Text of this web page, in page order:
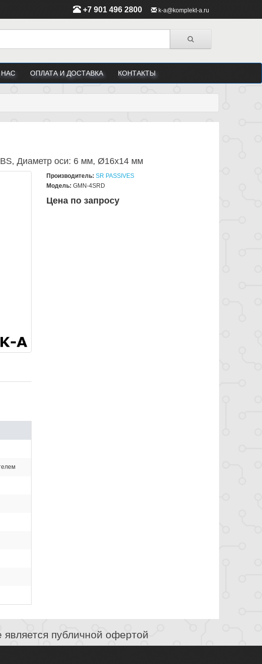
+7 901 496 2800 k-a@komplekt-a.ru
ОПЛАТА И ДОСТАВКА КОНТАКТЫ
Диаметр оси: 6 мм, Ø16x14 мм
Производитель: SR PASSIVES
Модель: GMN-4SRD
Цена по запросу
публичной офертой